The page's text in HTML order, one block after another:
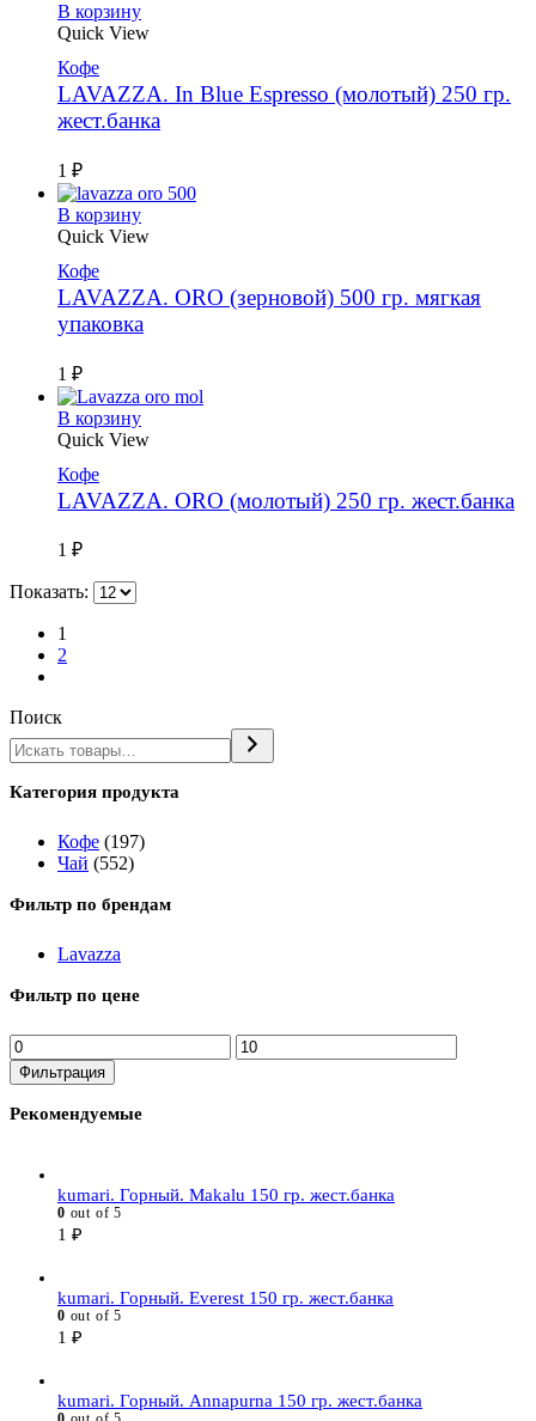
В корзину
Quick View
Кофе
LAVAZZA. In Blue Espresso (молотый) 250 гр.
жест.банка
1 ₽
В корзину
Quick View
Кофе
LAVAZZA. ORO (зерновой) 500 гр. мягкая
упаковка
1 ₽
В корзину
Quick View
Кофе
LAVAZZA. ORO (молотый) 250 гр. жест.банка
1 ₽
Показать:
1
2
Поиск
Категория продукта
Кофе (197)
Чай (552)
Фильтр по брендам
Lavazza
Фильтр по цене
Минимальная
цена
Максимальная
цена
Фильтрация
Рекомендуемые
kumari. Горный. Makalu 150 гр. жест.банка
0 out of 5
1 ₽
kumari. Горный. Everest 150 гр. жест.банка
0 out of 5
1 ₽
kumari. Горный. Annapurna 150 гр. жест.банка